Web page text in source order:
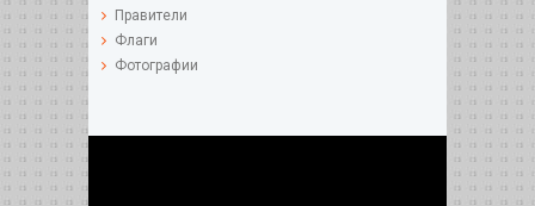
Правители
Флаги
Фотографии